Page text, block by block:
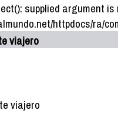
supplied argument
httpdocs/ra/
viajero
viajero